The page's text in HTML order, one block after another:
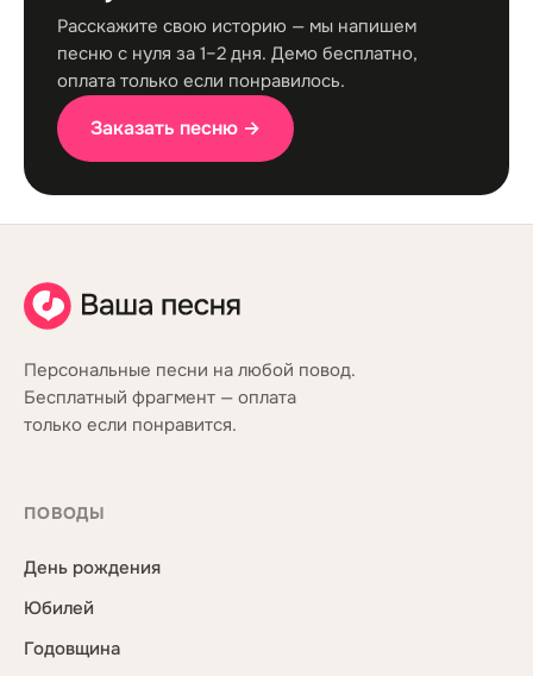
Расскажите свою историю — мы напишем
песню с нуля за 1–2 дня. Демо бесплатно,
оплата только если понравилось.
Заказать песню →
Персональные песни на любой повод.
Бесплатный фрагмент — оплата
только если понравится.
ПОВОДЫ
День рождения
Юбилей
Годовщина